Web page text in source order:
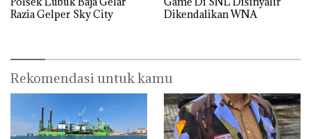
Razia Gelper Sky City
Dikendalikan WNA
Rekomendasi untuk kamu